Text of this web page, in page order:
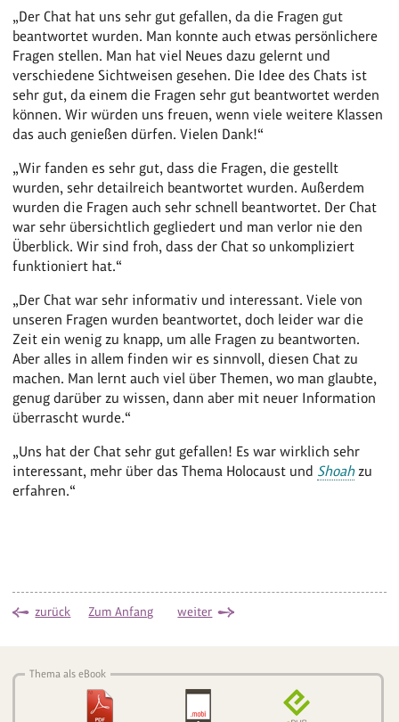
„Der Chat hat uns sehr gut gefallen, da die Fragen gut
beantwortet wurden. Man konnte auch etwas persönlichere
Fragen stellen. Man hat viel Neues dazu gelernt und
verschiedene Sichtweisen gesehen. Die Idee des Chats ist
sehr gut, da einem die Fragen sehr gut beantwortet werden
können. Wir würden uns freuen, wenn viele weitere Klassen
das auch genießen dürfen. Vielen Dank!“
„Wir fanden es sehr gut, dass die Fragen, die gestellt
wurden, sehr detailreich beantwortet wurden. Außerdem
wurden die Fragen auch sehr schnell beantwortet. Der Chat
war sehr übersichtlich gegliedert und man verlor nie den
Überblick. Wir sind froh, dass der Chat so unkompliziert
funktioniert hat.“
„Der Chat war sehr informativ und interessant. Viele von
unseren Fragen wurden beantwortet, doch leider war die
Zeit ein wenig zu knapp, um alle Fragen zu beantworten.
Aber alles in allem finden wir es sinnvoll, diesen Chat zu
machen. Man lernt auch viel über Themen, wo man glaubte,
genug darüber zu wissen, dann aber mit neuer Information
überrascht wurde.“
„Uns hat der Chat sehr gut gefallen! Es war wirklich sehr
interessant, mehr über das Thema Holocaust und Shoahzu
erfahren.“
zurück Zum Anfang weiter
Thema als eBook